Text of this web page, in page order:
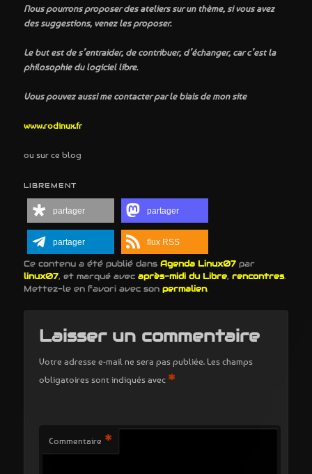
Nous pourrons proposer des ateliers sur un thème, si vous avez
des suggestions, venez les proposer.
Le but est de s’entraider, de contribuer, d’échanger, car c’est la
philosophie du logiciel libre.
Vous pouvez aussi me contacter par le biais de mon site
www.rodinux.fr
ou sur ce blog
LIBREMENT
partager partager
partager flux RSS
Ce contenu a été publié dansAgenda Linux07 par
linux07, et marqué avecaprès-midi du Libre,rencontres.
Mettez-le en favori avec sonpermalien.
Laisser un commentaire
Votre adresse e-mail ne sera pas publiée. Les champs
obligatoires sont indiqués avec *
Commentaire *